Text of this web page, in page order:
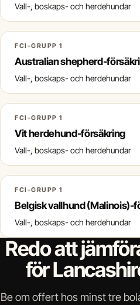
Vall-, boskaps- och herdehundar
FCI-GRUPP 1
Australian shepherd-
Vall-, boskaps- och herdehundar
FCI-GRUPP 1
Vit herdehund-försäkring
Vall-, boskaps- och herdehundar
FCI-GRUPP 1
Belgisk vallhund (Malinois)-
Vall-, boskaps- och herdehundar
Redo att
för
Be om offert hos minst tre